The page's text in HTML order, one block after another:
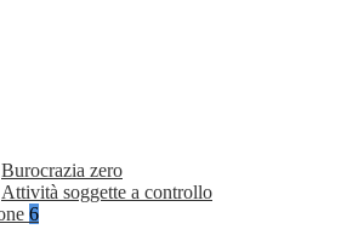
Burocrazia zero
Attività soggette a controllo
6